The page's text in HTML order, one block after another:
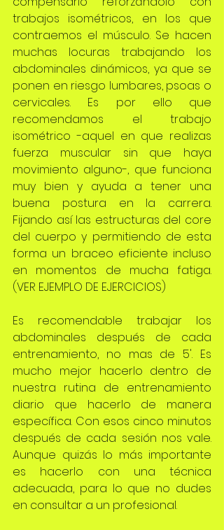
trabajos isométricos, en los que
contraemos el músculo. Se hacen
muchas locuras trabajando los
abdominales dinámicos, ya que se
ponen en riesgo lumbares, psoas o
cervicales. Es por ello que
recomendamos el trabajo
isométrico -aquel en que realizas
fuerza muscular sin que haya
movimiento alguno-, que funciona
muy bien y ayuda a tener una
buena postura en la carrera.
Fijando así las estructuras del core
del cuerpo y permitiendo de esta
forma un braceo eficiente incluso
en momentos de mucha fatiga.
(VER EJEMPLO DE EJERCICIOS)
Es recomendable trabajar los
abdominales después de cada
entrenamiento, no mas de 5'. Es
mucho mejor hacerlo dentro de
nuestra rutina de entrenamiento
diario que hacerlo de manera
específica. Con esos cinco minutos
después de cada sesión nos vale.
Aunque quizás lo más importante
es hacerlo con una técnica
adecuada, para lo que no dudes
en consultar a un profesional.